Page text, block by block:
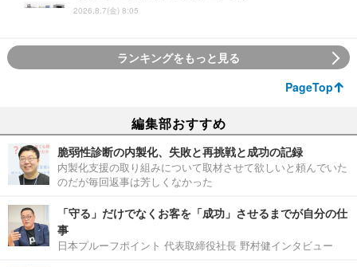
2026.8.7(金) 8:05
ランキングをもっと見る
PageTop
編集部おすすめ
脆弱性診断の内製化、失敗と再挑戦と成功の記録
内製化支援の取り組みについて取材させて欲しいと頼んでいた
のだが毎回返事は芳しくなかった
「守る」だけでなくお客を「成功」させるまでが自分の仕
事
日本プルーフポイント 代表取締役社長 野村健インタビュー